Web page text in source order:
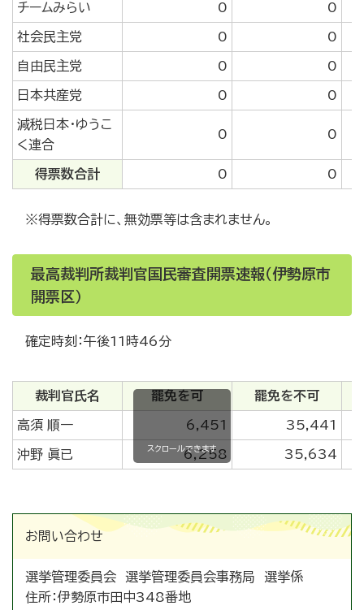
チームみらい 0 0
社会民主党 0 0
自由民主党 0 0
日本共産党 0 0
減税日本・ゆうこ
く連合
0 0
得票数合計 0 0
※得票数合計に、無効票等は含まれません。
最高裁判所裁判官国民審査開票速報（伊勢原市
開票区）
確定時刻：午後11時46分
裁判官氏名 罷免を可 罷免を不可
高須 順一 6,451 35,441
沖野 眞已 6,258 35,634
スクロールできます
お問い合わせ
選挙管理委員会 選挙管理委員会事務局 選挙係
住所：伊勢原市田中348番地